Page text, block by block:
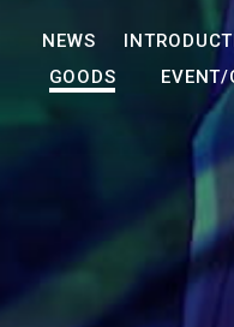
NEWS
GOODS
EVENT/